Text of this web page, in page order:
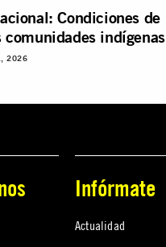
Condiciones de
comunidades indígenas
2026
Infórmate
Actualidad